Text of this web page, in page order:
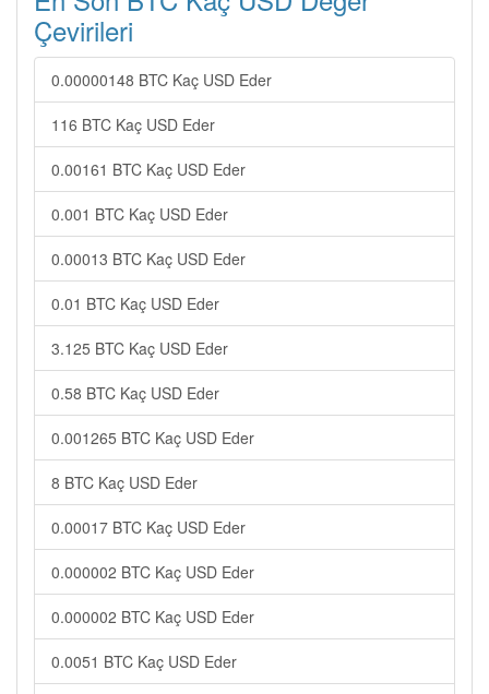
Çevirileri
0.00000148 BTC Kaç USD Eder
116 BTC Kaç USD Eder
0.00161 BTC Kaç USD Eder
0.001 BTC Kaç USD Eder
0.00013 BTC Kaç USD Eder
0.01 BTC Kaç USD Eder
3.125 BTC Kaç USD Eder
0.58 BTC Kaç USD Eder
0.001265 BTC Kaç USD Eder
8 BTC Kaç USD Eder
0.00017 BTC Kaç USD Eder
0.000002 BTC Kaç USD Eder
0.000002 BTC Kaç USD Eder
0.0051 BTC Kaç USD Eder